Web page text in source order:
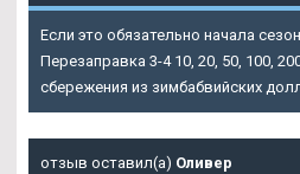
Если это обязательно начала
Перезаправка 3-4 10, 20, 50, 100,
сбережения из зимбабвийских
отзыв оставил(а) Оливер